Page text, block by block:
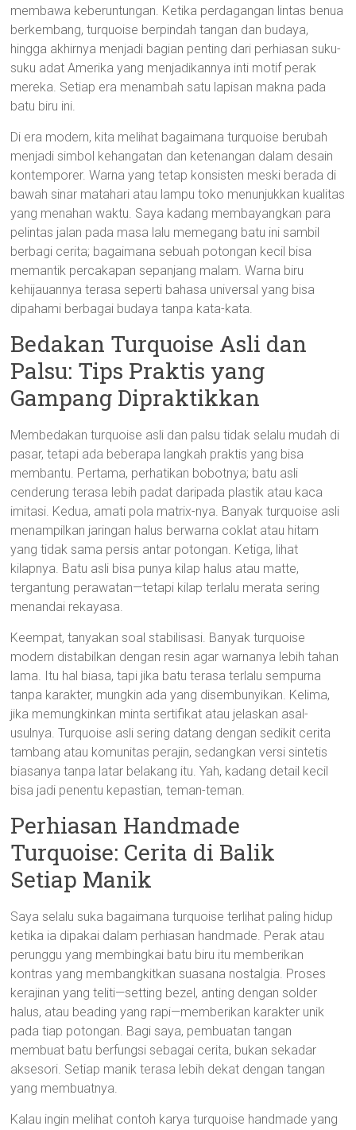
membawa keberuntungan. Ketika perdagangan lintas benua
berkembang, turquoise berpindah tangan dan budaya,
hingga akhirnya menjadi bagian penting dari perhiasan suku-
suku adat Amerika yang menjadikannya inti motif perak
mereka. Setiap era menambah satu lapisan makna pada
batu biru ini.
Di era modern, kita melihat bagaimana turquoise berubah
menjadi simbol kehangatan dan ketenangan dalam desain
kontemporer. Warna yang tetap konsisten meski berada di
bawah sinar matahari atau lampu toko menunjukkan kualitas
yang menahan waktu. Saya kadang membayangkan para
pelintas jalan pada masa lalu memegang batu ini sambil
berbagi cerita; bagaimana sebuah potongan kecil bisa
memantik percakapan sepanjang malam. Warna biru
kehijauannya terasa seperti bahasa universal yang bisa
dipahami berbagai budaya tanpa kata-kata.
Bedakan Turquoise Asli dan
Palsu: Tips Praktis yang
Gampang Dipraktikkan
Membedakan turquoise asli dan palsu tidak selalu mudah di
pasar, tetapi ada beberapa langkah praktis yang bisa
membantu. Pertama, perhatikan bobotnya; batu asli
cenderung terasa lebih padat daripada plastik atau kaca
imitasi. Kedua, amati pola matrix-nya. Banyak turquoise asli
menampilkan jaringan halus berwarna coklat atau hitam
yang tidak sama persis antar potongan. Ketiga, lihat
kilapnya. Batu asli bisa punya kilap halus atau matte,
tergantung perawatan—tetapi kilap terlalu merata sering
menandai rekayasa.
Keempat, tanyakan soal stabilisasi. Banyak turquoise
modern distabilkan dengan resin agar warnanya lebih tahan
lama. Itu hal biasa, tapi jika batu terasa terlalu sempurna
tanpa karakter, mungkin ada yang disembunyikan. Kelima,
jika memungkinkan minta sertifikat atau jelaskan asal-
usulnya. Turquoise asli sering datang dengan sedikit cerita
tambang atau komunitas perajin, sedangkan versi sintetis
biasanya tanpa latar belakang itu. Yah, kadang detail kecil
bisa jadi penentu kepastian, teman-teman.
Perhiasan Handmade
Turquoise: Cerita di Balik
Setiap Manik
Saya selalu suka bagaimana turquoise terlihat paling hidup
ketika ia dipakai dalam perhiasan handmade. Perak atau
perunggu yang membingkai batu biru itu memberikan
kontras yang membangkitkan suasana nostalgia. Proses
kerajinan yang teliti—setting bezel, anting dengan solder
halus, atau beading yang rapi—memberikan karakter unik
pada tiap potongan. Bagi saya, pembuatan tangan
membuat batu berfungsi sebagai cerita, bukan sekadar
aksesori. Setiap manik terasa lebih dekat dengan tangan
yang membuatnya.
Kalau ingin melihat contoh karya turquoise handmade yang